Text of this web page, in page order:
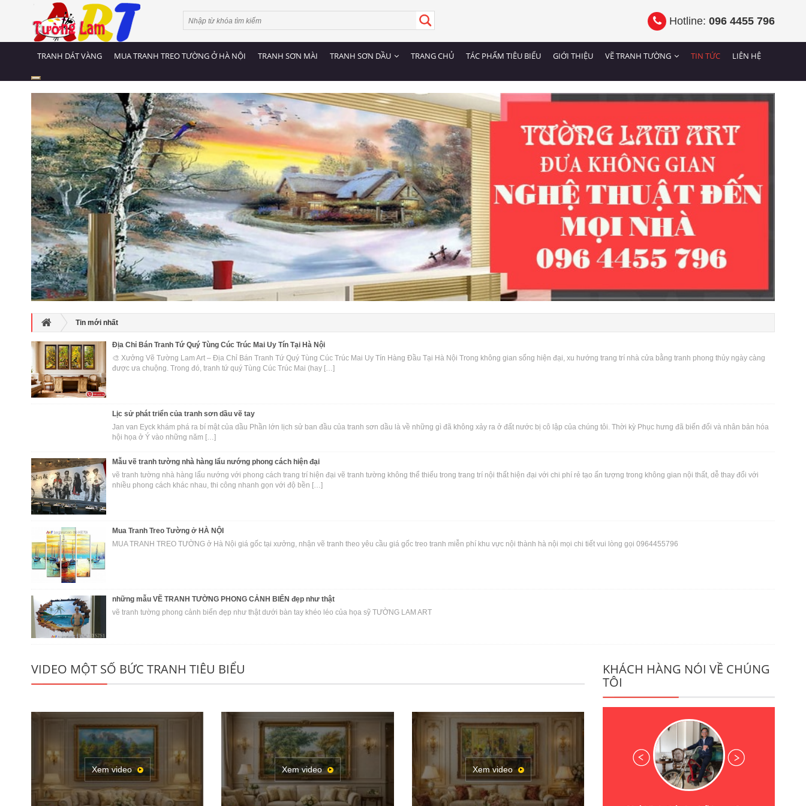
Hotline: 096 4455 796
TRANH DÁT VÀNG MUA TRANH TREO TƯỜNG Ở HÀ NỘI TRANH SƠN MÀI TRANH SƠN DẦU TRANG CHỦ TÁC PHẨM TIÊU BIỂU GIỚI THIỆU VẼ TRANH TƯỜNG TIN TỨC LIÊN HỆ
Tin mới nhất
Địa Chỉ Bán Tranh Tứ Quý Tùng Cúc Trúc Mai Uy Tín Tại Hà Nội
🎨 Xưởng Vẽ Tường Lam Art – Địa Chỉ Bán Tranh Tứ Quý Tùng Cúc Trúc Mai Uy Tín Hàng Đầu Tại Hà Nội Trong không gian sống hiện đại, xu hướng trang trí nhà cửa bằng tranh phong thủy ngày càng
được ưa chuộng. Trong đó, tranh tứ quý Tùng Cúc Trúc Mai (hay […]
Lịc sử phát triển của tranh sơn dầu vẽ tay
Jan van Eyck khám phá ra bí mật của dầu Phần lớn lịch sử ban đầu của tranh sơn dầu là về những gì đã không xảy ra ở đất nước bị cô lập của chúng tôi. Thời kỳ Phục hưng đã biến đổi và nhân bản hóa
hội họa ở Ý vào những năm […]
Mẫu vẽ tranh tường nhà hàng lẩu nướng phong cách hiện đại
vẽ tranh tường nhà hàng lẩu nướng với phong cách trang trí hiện đại vẽ tranh tường không thể thiếu trong trang trí nội thất hiện đại với chi phí rẻ tạo ấn tượng trong không gian nội thất, dễ thay đổi với
nhiều phong cách khác nhau, thi công nhanh gọn với độ bền […]
Mua Tranh Treo Tường ở HÀ NỘI
MUA TRANH TREO TƯỜNG ở Hà Nội giá gốc tại xưởng, nhận vẽ tranh theo yêu cầu giá gốc treo tranh miễn phí khu vực nội thành hà nội mọi chi tiết vui lòng gọi 0964455796
những mẫu VẼ TRANH TƯỜNG PHONG CẢNH BIỂN đẹp như thật
vẽ tranh tường phong cảnh biển đẹp như thật dưới bàn tay khéo léo của họa sỹ TƯỜNG LAM ART
VIDEO MỘT SỐ BỨC TRANH TIÊU BIỂU
Xem video Xem video Xem video
KHÁCH HÀNG NÓI VỀ CHÚNG
TÔI